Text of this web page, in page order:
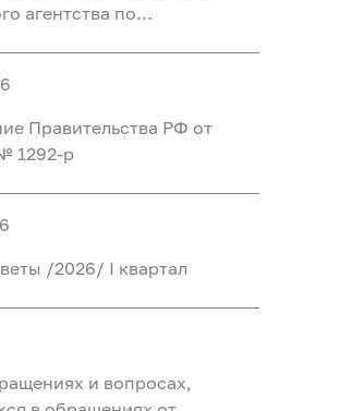
агентства по
при замещении которых
расходах, об
характера граждан,
на основании трудового
в организациях,
перед Федеральным
характера их супруг
несовершеннолетних детей
Правительства РФ от
1292-р
/2026/ I квартал
и вопросах,